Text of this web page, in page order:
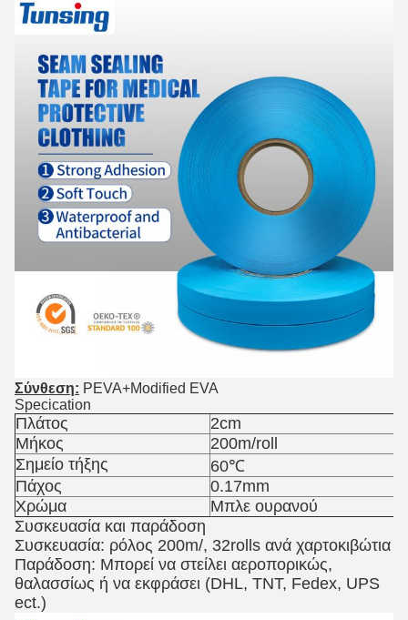
Σύνθεση: PEVA+Modified EVA
Specication
Πλάτος
2cm
Μήκος
200m/roll
Σημείο τήξης
60℃
Πάχος
0.17mm
Χρώμα
Μπλε ουρανού
Συσκευασία και παράδοση
Συσκευασία: ρόλος 200m/, 32rolls ανά χαρτοκιβώτια
Παράδοση: Μπορεί να στείλει αεροπορικώς,
θαλασσίως ή να εκφράσει (DHL, TNT, Fedex, UPS
ect.)